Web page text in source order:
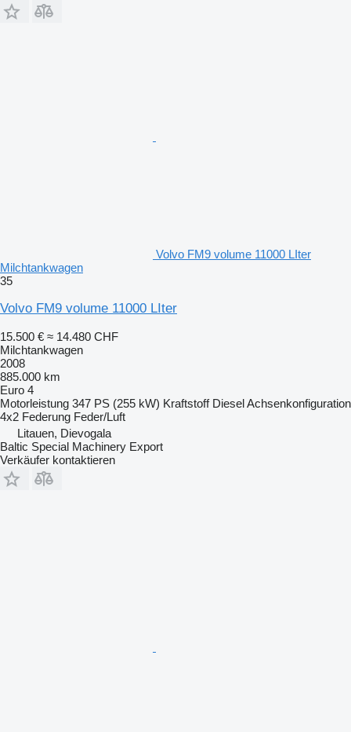
Volvo FM9 volume 11000 LIter
Milchtankwagen
35
Volvo FM9 volume 11000 LIter
15.500 € ≈ 14.480 CHF
Milchtankwagen
2008
885.000 km
Euro 4
Motorleistung 347 PS (255 kW) Kraftstoff DieselAchsenkonfiguration
4x2 Federung Feder/Luft
Litauen, Dievogala
Baltic Special Machinery Export
Verkäufer kontaktieren